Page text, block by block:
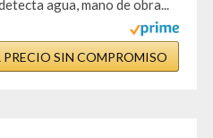
agua, mano de obra...
PRECIO SIN COMPROMISO